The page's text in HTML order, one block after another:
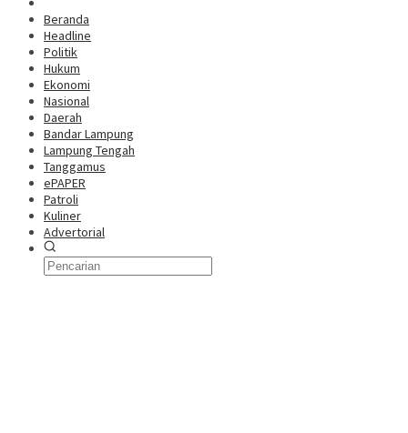
Beranda
Headline
Politik
Hukum
Ekonomi
Nasional
Daerah
Bandar Lampung
Lampung Tengah
Tanggamus
ePAPER
Patroli
Kuliner
Advertorial